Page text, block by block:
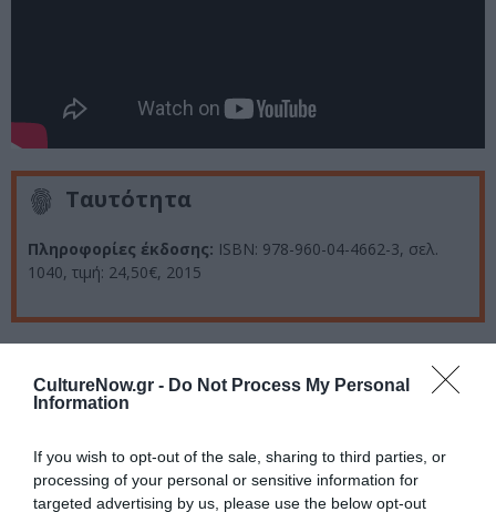
CultureNow.gr - Do Not Process My Personal
Information
If you wish to opt-out of the sale, sharing to third parties, or
processing of your personal or sensitive information for
targeted advertising by us, please use the below opt-out
Ταυτότητα
Πληροφορίες έκδοσης: ISBN: 978-960-04-4662-3, σελ.
1040, τιμή: 24,50€, 2015
μάθετε πρώτοι όλες τις ειδήσεις
Πολιτισμό στοCulturenow.gr